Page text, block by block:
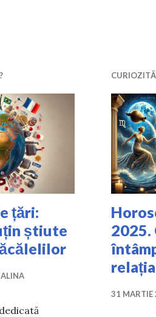
țări:
știute
ALINA
2025.
31 MARTIE